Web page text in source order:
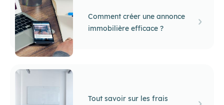
Comment créer une annonce
immobilière efficace ?
Tout savoir sur les frais